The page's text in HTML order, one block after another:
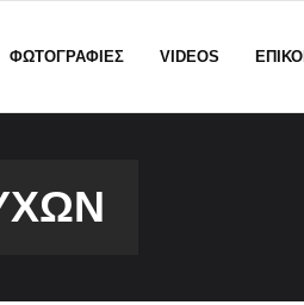
ΦΩΤΟΓΡΑΦΙΕΣ VIDEOS